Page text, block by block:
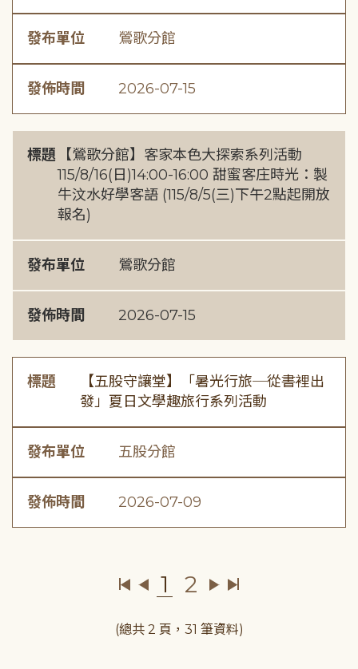
發布單位 鶯歌分館
發佈時間 2026-07-15
標題 【鶯歌分館】客家本色大探索系列活動
115/8/16(日)14:00-16:00 甜蜜客庄時光：製
牛汶水好學客語 (115/8/5(三)下午2點起開放
報名)
發布單位 鶯歌分館
發佈時間 2026-07-15
標題
【五股守讓堂】「暑光行旅─從書裡出
發」夏日文學趣旅行系列活動
發布單位 五股分館
發佈時間 2026-07-09
1 2
(總共 2 頁，31 筆資料)